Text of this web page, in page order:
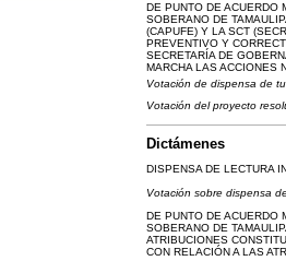
DE PUNTO DE ACUERDO
SOBERANO DE
(CAPUFE) Y LA SCT
PREVENTIVO Y
SECRETARÍA DE
MARCHA LAS ACCIONES
Votación de dispensa de
Votación del proyecto
Dictámenes
DISPENSA DE LECTURA
Votación sobre dispensa
DE PUNTO DE ACUERDO
SOBERANO DE
ATRIBUCIONES
CON RELACIÓN A LAS